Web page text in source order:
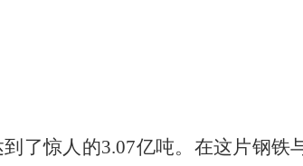
惊人的3.07亿吨。在这片钢铁